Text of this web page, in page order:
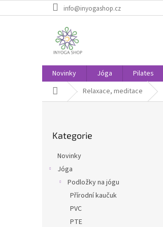
na
info@inyogashop.cz
Novinky Jóga Pilates
Domů Relaxace, meditace
kategorie
Kategorie
Novinky
Jóga
Podložky na jógu
Přírodní kaučuk
PVC
PTE